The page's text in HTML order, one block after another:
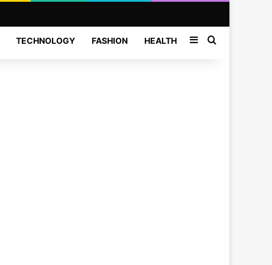
TECHNOLOGY FASHION HEALTH SidebarSearch for